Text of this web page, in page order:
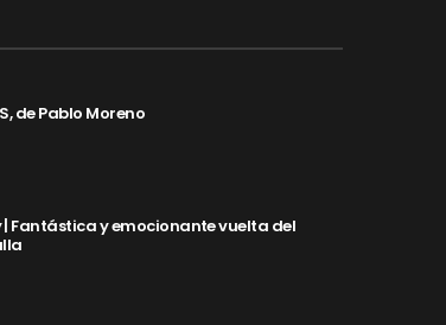
de Pablo Moreno
| Fantástica y emocionante vuelta del